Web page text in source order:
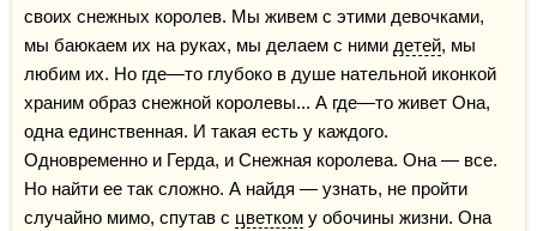
своих снежных королев. Мы живем с этими девочками,
мы баюкаем их на руках, мы делаем с ними детей, мы
любим их. Но где—то глубоко в душе нательной иконкой
храним образ снежной королевы... А где—то живет Она,
одна единственная. И такая есть у каждого.
Одновременно и Герда, и Снежная королева. Она — все.
Но найти ее так сложно. А найдя — узнать, не пройти
случайно мимо, спутав с цветком у обочины жизни. Она